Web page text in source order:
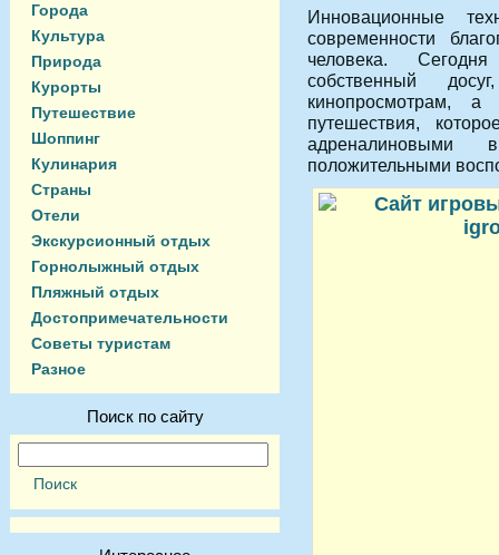
Города
Культура
Природа
Курорты
Путешествие
Шоппинг
Кулинария
Страны
Отели
Экскурсионный отдых
Горнолыжный отдых
Пляжный отдых
Достопримечательности
Советы туристам
Разное
Поиск по сайту
Инновационные
современности
человека.
собственный
кинопросмотрам, а
путешествия,
адреналиновыми
положительными